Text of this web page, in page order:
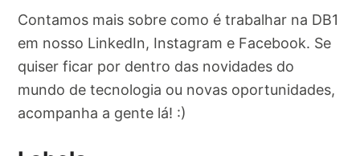
Contamos mais sobre como é trabalhar na DB1
em nosso LinkedIn, Instagram e Facebook. Se
quiser ficar por dentro das novidades do
mundo de tecnologia ou novas oportunidades,
acompanha a gente lá! :)